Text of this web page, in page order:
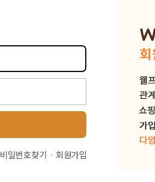
비밀번호 찾기 회원가입